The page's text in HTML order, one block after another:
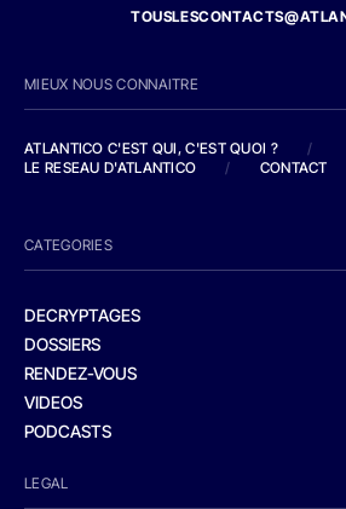
MIEUX NOUS CONNAITRE
ATLANTICO C'EST QUI, C'EST QUOI ?
/
LE RESEAU D'ATLANTICO
/ CONTACT
CATEGORIES
DECRYPTAGES
DOSSIERS
RENDEZ-VOUS
VIDEOS
PODCASTS
LEGAL